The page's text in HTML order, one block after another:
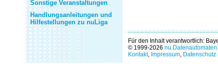
Sonstige Veranstaltungen
Handlungsanleitungen und
Hilfestellungen zu nuLiga
Für den Inhalt verantwortlich:
© 1999-2026 nu
Kontakt, Impressum, Datenschutz